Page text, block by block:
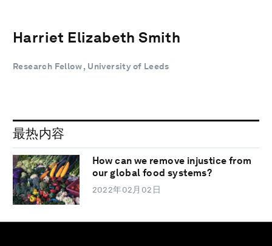
Harriet Elizabeth Smith
Research Fellow , University of Leeds
最热内容
How can we remove injustice from
our global food systems?
2022年02月02日